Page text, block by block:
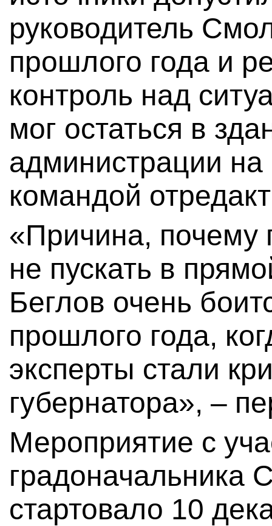
руководитель
прошлого года и
контроль над
мог остаться в
администрации
командой
«Причина, почему
не пускать в
Беглов очень
прошлого года,
эксперты стали
губернатора», –
Мероприятие с
градоначальника
стартовало 10